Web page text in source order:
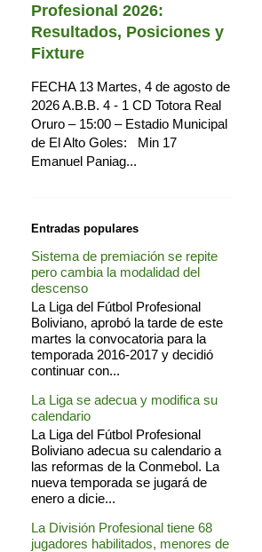
Profesional 2026:
Resultados, Posiciones y
Fixture
FECHA 13 Martes, 4 de agosto de
2026 A.B.B. 4 - 1 CD Totora Real
Oruro – 15:00 – Estadio Municipal
de El Alto Goles: Min 17
Emanuel Paniag...
Entradas populares
Sistema de premiación se repite
pero cambia la modalidad del
descenso
La Liga del Fútbol Profesional
Boliviano, aprobó la tarde de este
martes la convocatoria para la
temporada 2016-2017 y decidió
continuar con...
La Liga se adecua y modifica su
calendario
La Liga del Fútbol Profesional
Boliviano adecua su calendario a
las reformas de la Conmebol. La
nueva temporada se jugará de
enero a dicie...
La División Profesional tiene 68
jugadores habilitados, menores de